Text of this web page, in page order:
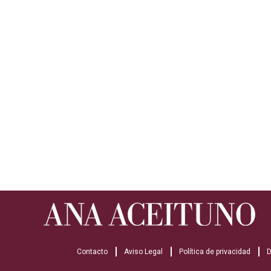
Contacto Aviso Legal Política de privacidad